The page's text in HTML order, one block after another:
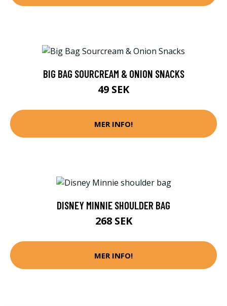
BIG BAG SOURCREAM & ONION SNACKS
49 SEK
MER INFO!
DISNEY MINNIE SHOULDER BAG
268 SEK
MER INFO!